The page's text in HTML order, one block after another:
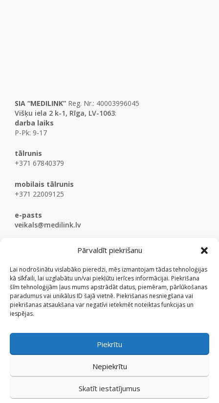
Pārvaldīt piekrišanu
Lai nodrošinātu vislabāko pieredzi, mēs izmantojam tādas tehnoloģijas
kā sīkfaili, lai uzglabātu un/vai piekļūtu ierīces informācijai. Piekrišana
šīm tehnoloģijām ļaus mums apstrādāt datus, piemēram, pārlūkošanas
paradumus vai unikālus ID šajā vietnē. Piekrišanas nesniegšana vai
piekrišanas atsaukšana var negatīvi ietekmēt noteiktas funkcijas un
iespējas.
Piekrītu
Nepiekrītu
Skatīt iestatījumus
SIA “MEDILINK” Reg. Nr.: 40003996045
Višķu iela 2 k-1, Rīga, LV-1063:
darba laiks
P-Pk: 9-17
tālrunis
+371 67840379
mobilais tālrunis
+371 22009125
e-pasts
veikals@medilink.lv
© Medicinaspreces.lv 2009 - 2026.